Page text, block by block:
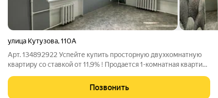
улица Кутузова,110А
Арт. 134892922 Успейте купить просторную двухкомнатную
квартиру cо ставкой от 11,9% ! Продается 1-комнатная квартира
Предлагаем вам уютную квартиру на ул. Кутузова, 110А. Это
идеальный вариант для тех,
Позвонить